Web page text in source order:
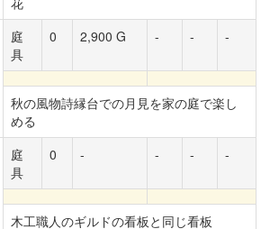
庭
具
0 2,900 G - - -
秋の風物詩縁台での月見を家の庭で楽し
める
庭
具
0 - - - -
木工職人のギルドの看板と同じ看板